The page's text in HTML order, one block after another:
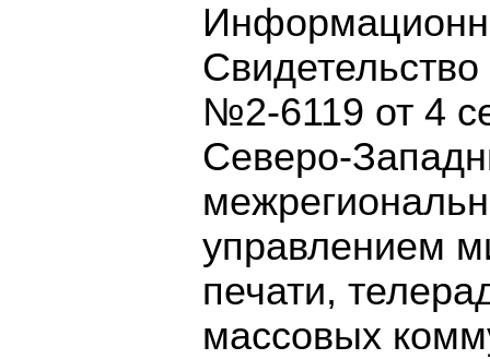
№2-6119 от 4
Северо-
управлением
печати,
массовых